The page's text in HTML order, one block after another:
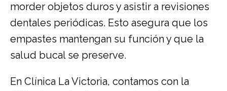
morder objetos duros y asistir a revisiones
dentales periódicas. Esto asegura que los
empastes mantengan su función y que la
salud bucal se preserve.
En Clínica La Victoria, contamos con la